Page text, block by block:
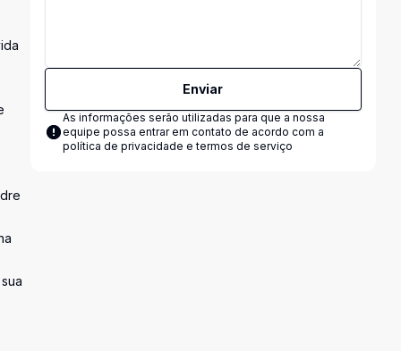
Enviar
As informações serão utilizadas para que a nossa
equipe possa entrar em contato de acordo com a
política de privacidade e termos de serviço